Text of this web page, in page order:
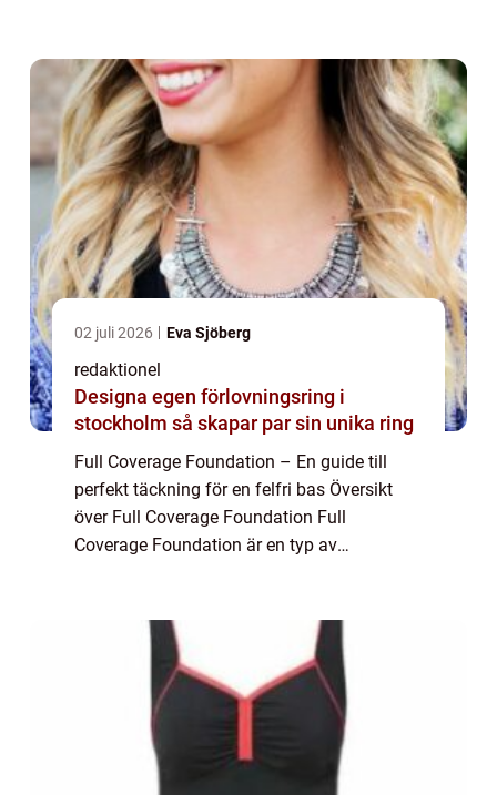
Den ...
02 juli 2026 Eva Sjöberg
redaktionel
Designa egen förlovningsring i
stockholm så skapar par sin unika ring
Full Coverage Foundation – En guide till
perfekt täckning för en felfri bas Översikt
över Full Coverage Foundation Full
Coverage Foundation är en typ av